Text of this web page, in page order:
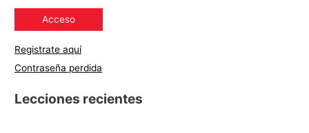
Registrate aquí
Contraseña perdida
Lecciones recientes